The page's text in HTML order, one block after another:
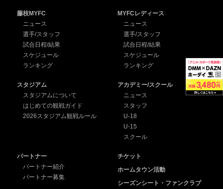
藤枝MYFC
ニュース
選手/スタッフ
試合日程/結果
スケジュール
ランキング
MYFCレディース
ニュース
選手/スタッフ
試合日程/結果
スケジュール
ランキング
スタジアム
スタジアムについて
はじめての観戦ガイド
2026スタジアム観戦ルール
アカデミー/スクール
ニュース
スタッフ
U-18
U-15
スクール
パートナー
パートナー紹介
パートナー募集
チケット
ホームタウン活動
シーズンシート・ファンクラブ